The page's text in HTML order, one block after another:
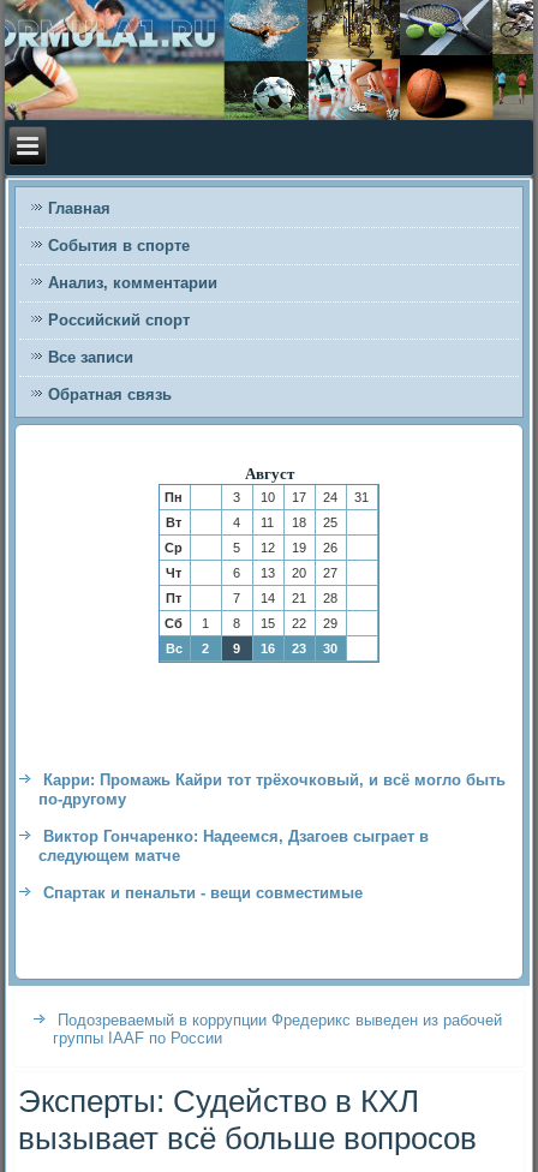
Главная
События в спорте
Анализ, комментарии
Российский спорт
Все записи
Обратная связь
Август
Пн 3 10 17 24
31
Вт
4 11 18
25
Ср
5 12 19
26
Чт
6 13 20
27
Пт
7 14 21
28
Сб
1 8 15 22
29
Вс
2 9 16 23 30
Карри: Промажь Кайри тот трёхочковый, и всё могло быть
по-другому
Виктор Гончаренко: Надеемся, Дзагоев сыграет в
следующем матче
Спартак и пенальти - вещи совместимые
Подозреваемый в коррупции Фредерикс выведен из рабочей
группы IAAF по России
Эксперты: Судейство в КХЛ
вызывает всё больше вопросов